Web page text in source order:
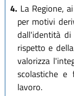
4. La Regione,
per motivi
dall'identità
rispetto e
valorizza
scolastiche e
lavoro.